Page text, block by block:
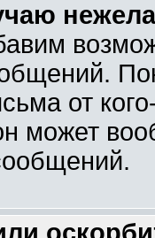
от
может